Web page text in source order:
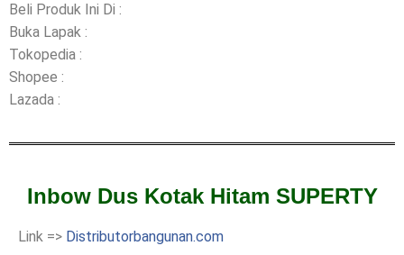
Beli Produk Ini Di :
Buka Lapak :
Tokopedia :
Shopee :
Lazada :
Inbow Dus Kotak Hitam SUPERTY
Link => Distributorbangunan.com